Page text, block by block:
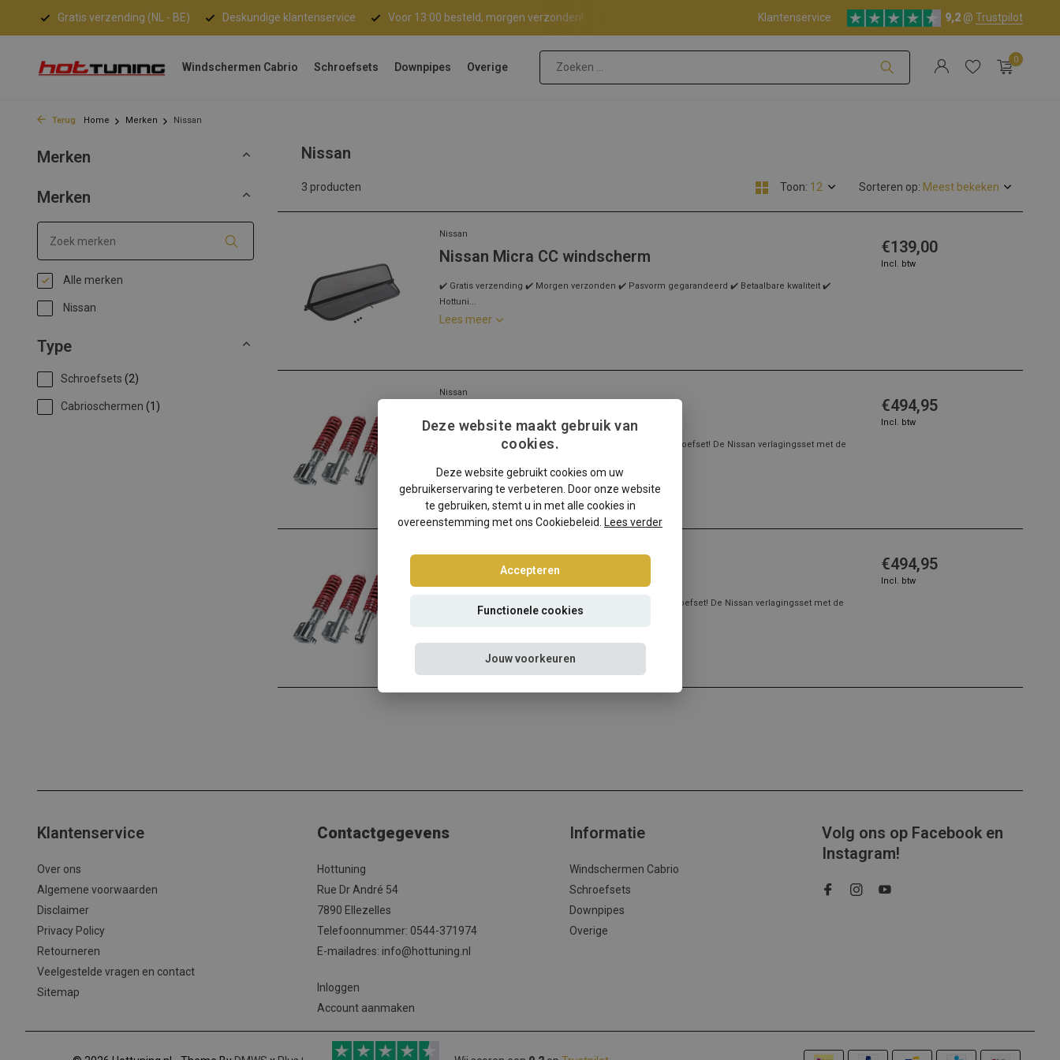
Gratis verzending (NL - BE) Deskundige klantenservice Voor 13:00 besteld, morgen verzonden! Deskundige klantenservice
Klantenservice 9,2 @ Trustpilot
Windschermen Cabrio Schroefsets Downpipes Overige
Account aanmaken
0
Terug Home Merken Nissan
Merken
Merken
Alle merken
Nissan
Type
Schroefsets (2)
Cabrioschermen (1)
Nissan
3 producten Toon: Sorteren op:
Nissan
Nissan Micra CC windscherm
✔️ Gratis verzending ✔️ Morgen verzonden ✔️ Pasvorm gegarandeerd ✔️ Betaalbare kwaliteit ✔️
Hottuni...
Lees meer
€139,00
Incl. btw
Nissan
Nissan Almera II N16 schroefset
Nissan Almera II N16? Kies dan voor deze Ta-Technix schroefset! De Nissan verlagingsset met de
Lees meer
€494,95
Incl. btw
Nissan Almera I N15 schroefset
Nissan Almera I N15? Kies dan voor deze Ta-Technix schroefset! De Nissan verlagingsset met de
€494,95
Incl. btw
Klantenservice
Over ons
Algemene voorwaarden
Disclaimer
Privacy Policy
Retourneren
Veelgestelde vragen en contact
Sitemap
Contactgegevens
Hottuning
Rue Dr André 54
7890 Ellezelles
Telefoonnummer: 0544-371974
E-mailadres: info@hottuning.nl
Inloggen
Account aanmaken
Informatie
Windschermen Cabrio
Schroefsets
Downpipes
Overige
Volg ons op Facebook en
Instagram!
Deze website maakt gebruik van
cookies.
Deze website gebruikt cookies om uw
gebruikerservaring te verbeteren. Door onze website
te gebruiken, stemt u in met alle cookies in
overeenstemming met ons Cookiebeleid. Lees verder
Accepteren
Functionele cookies
Jouw voorkeuren